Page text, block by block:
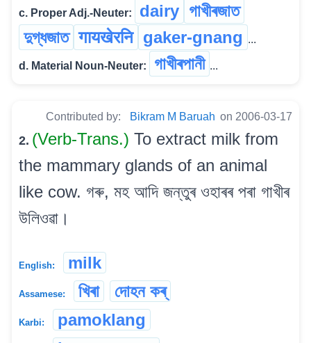
c. Proper Adj.-Neuter: dairy গাখীৰজাত
দুগ্ধজাত गायखेरनि gaker-gnang ...
d. Material Noun-Neuter: গাখীৰপানী ...
Contributed by: Bikram M Baruah on 2006-03-17
2. (Verb-Trans.) To extract milk from
the mammary glands of an animal
like cow. গৰু, মহ আদি জন্তুৰ ওহাৰৰ পৰা গাখীৰ
উলিওৱা।
English: milk
Assamese: খিৰা দোহন কৰ্
Karbi:
pamoklang